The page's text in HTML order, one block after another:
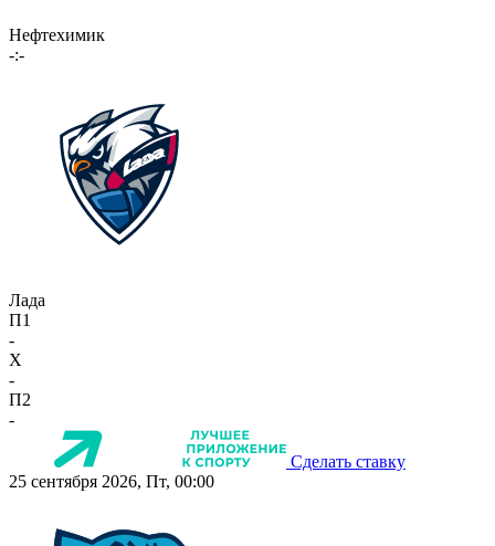
Нефтехимик
-:-
Лада
П1
-
X
-
П2
-
Сделать ставку
25 сентября 2026, Пт, 00:00